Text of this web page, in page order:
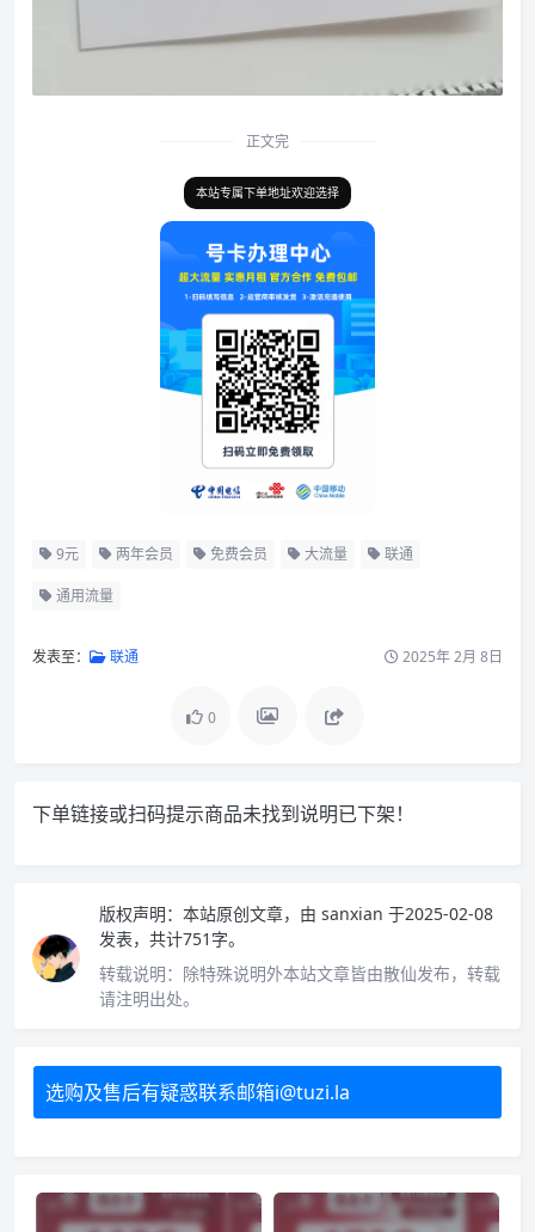
正文完
本站专属下单地址欢迎选择
9元 两年会员 免费会员 大流量 联通
通用流量
发表至： 联通 2025年 2月 8日
0
下单链接或扫码提示商品未找到说明已下架！
版权声明： 本站原创文章，由 sanxian 于2025-02-08
发表，共计751字。
转载说明： 除特殊说明外本站文章皆由散仙发布，转载
请注明出处。
选购及售后有疑惑联系邮箱i@tuzi.la